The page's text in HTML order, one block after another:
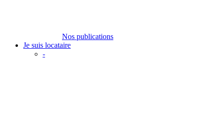
Nos publications
Je suis locataire
-